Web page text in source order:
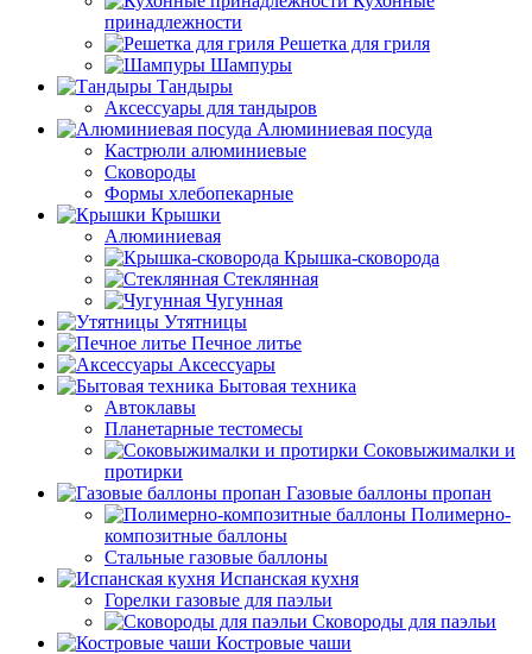
принадлежности
Решетка для гриля
Шампуры
Тандыры
Аксессуары для тандыров
Алюминиевая посуда
Кастрюли алюминиевые
Сковороды
Формы хлебопекарные
Крышки
Алюминиевая
Крышка-сковорода
Стеклянная
Чугунная
Утятницы
Печное литье
Аксессуары
Бытовая техника
Автоклавы
Планетарные тестомесы
Соковыжималки и
протирки
Газовые баллоны пропан
Полимерно-
композитные баллоны
Стальные газовые баллоны
Испанская кухня
Горелки газовые для паэльи
Сковороды для паэльи
Костровые чаши